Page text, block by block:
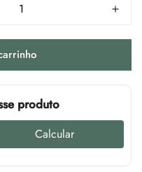
produto
Calcular